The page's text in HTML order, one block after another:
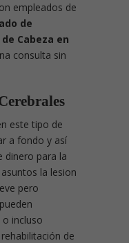
empleados de
de
Cabeza en
consulta sin
este tipo de
a fondo y así
dinero para la
la lesion
pero
incluso
de